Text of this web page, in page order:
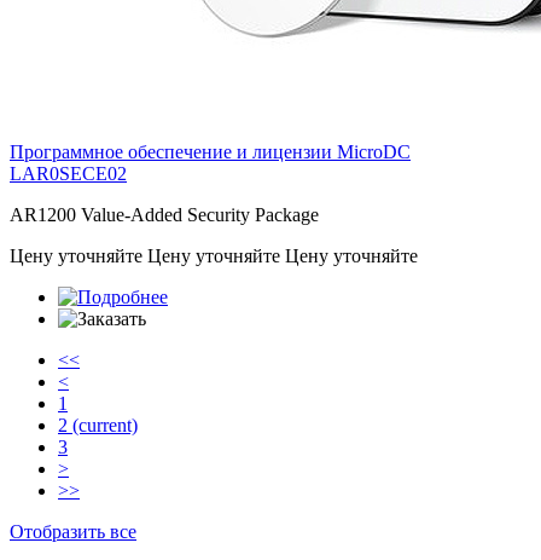
Программное обеспечение и лицензии MicroDC
LAR0SECE02
AR1200 Value-Added Security Package
Цену уточняйте Цену уточняйте Цену уточняйте
<<
<
1
2 (current)
3
>
>>
Отобразить все